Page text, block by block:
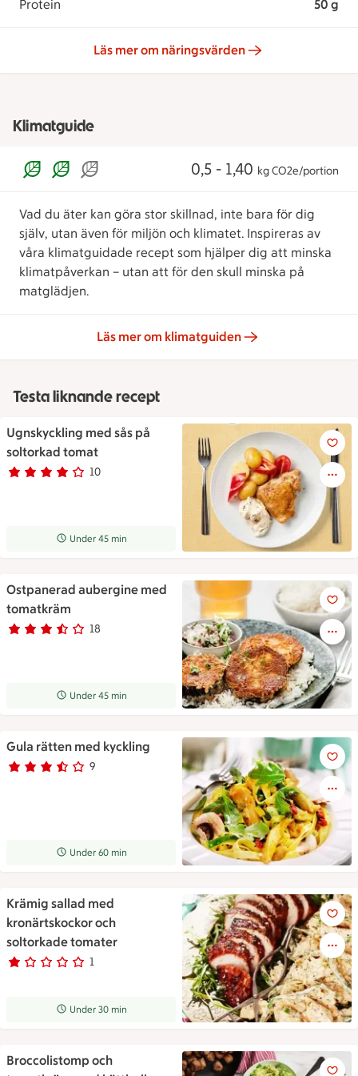
Protein 50 g
Läs mer om näringsvärden
Klimatguide
0,5 - 1,40 kg CO2e/portion
Vad du äter kan göra stor skillnad, inte bara för dig
själv, utan även för miljön och klimatet. Inspireras av
våra klimatguidade recept som hjälper dig att minska
klimatpåverkan – utan att för den skull minska på
matglädjen.
Läs mer om klimatguiden
Testa liknande recept
Ugnskyckling med sås på
soltorkad tomat
Betyg 3.9 av 5. 10
10 personer har röstat
Receptet tar Under 45 min att tillaga
Under 45 min
Ugnskyckling med sås på
Ostpanerad aubergine med
tomatkräm
Betyg 3.4 av 5. 18
18 personer har röstat
Receptet tar Under 45 min att tillaga
Under 45 min
Ostpanerad aubergine med
Gula rätten med kyckling
Betyg 3.6 av 5. 9
9 personer har röstat
Receptet tar Under 60 min att tillaga
Under 60 min
Gula rätten med kyckling
Krämig sallad med
kronärtskockor och
soltorkade tomater
Betyg 1 av 5.
1
1 personer har röstat
Receptet tar Under 30 min att tillaga
Under 30 min
Krämig sallad med
Broccolistomp och
Broccolistomp och